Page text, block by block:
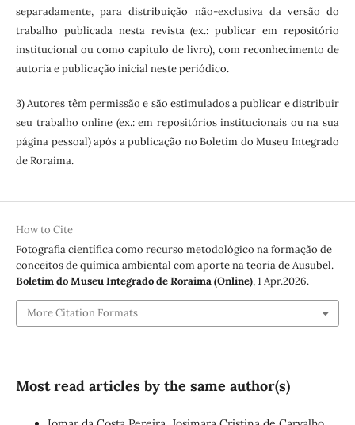
separadamente, para distribuição não-exclusiva da versão do
trabalho publicada nesta revista (ex.: publicar em repositório
institucional ou como capítulo de livro), com reconhecimento de
autoria e publicação inicial neste periódico.
3) Autores têm permissão e são estimulados a publicar e distribuir
seu trabalho online (ex.: em repositórios institucionais ou na sua
página pessoal) após a publicação no Boletim do Museu Integrado
de Roraima.
How to Cite
Fotografia científica como recurso metodológico na formação de
conceitos de química ambiental com aporte na teoria de Ausubel.
Boletim do Museu Integrado de Roraima (Online), 1 Apr.2026.
More Citation Formats
Most read articles by the same author(s)